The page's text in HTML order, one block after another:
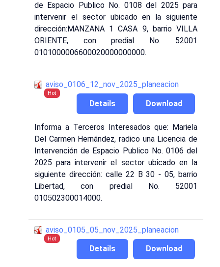
de Espacio Publico No. 0108 del 2025 para
intervenir el sector ubicado en la siguiente
dirección:MANZANA 1 CASA 9, barrio VILLA
ORIENTE, con predial No. 52001
0101000006600020000000000.
aviso_0106_12_nov_2025_planeacion
Hot
Download
Details
Informa a Terceros Interesados que: Mariela
Del Carmen Hernández, radico una Licencia de
Intervención de Espacio Publico No. 0106 del
2025 para intervenir el sector ubicado en la
siguiente dirección: calle 22 B 30 - 05, barrio
Libertad, con predial No. 52001
010502300014000.
aviso_0105_05_nov_2025_planeacion
Hot
Download
Details